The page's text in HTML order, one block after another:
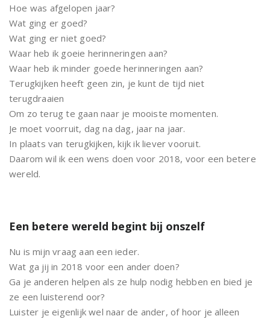
Hoe was afgelopen jaar?
Wat ging er goed?
Wat ging er niet goed?
Waar heb ik goeie herinneringen aan?
Waar heb ik minder goede herinneringen aan?
Terugkijken heeft geen zin, je kunt de tijd niet
terugdraaien
Om zo terug te gaan naar je mooiste momenten.
Je moet voorruit, dag na dag, jaar na jaar.
In plaats van terugkijken, kijk ik liever vooruit.
Daarom wil ik een wens doen voor 2018, voor een betere
wereld.
Een betere wereld begint bij onszelf
Nu is mijn vraag aan een ieder.
Wat ga jij in 2018 voor een ander doen?
Ga je anderen helpen als ze hulp nodig hebben en bied je
ze een luisterend oor?
Luister je eigenlijk wel naar de ander, of hoor je alleen